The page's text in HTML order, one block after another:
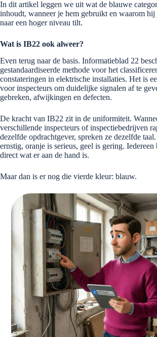
In dit artikel leggen we uit wat de blauwe
inhoudt, wanneer je hem gebruikt en waarom hij
naar een hoger niveau tilt.
Wat is IB22 ook alweer?
Even terug naar de basis. Informatieblad 22
gestandaardiseerde methode voor het
constateringen in elektrische installaties. Het is
voor inspecteurs om duidelijke signalen af te
gebreken, afwijkingen en defecten.
De kracht van IB22 zit in de uniformiteit.
verschillende inspecteurs of inspectiebedrijven
dezelfde opdrachtgever, spreken ze dezelfde
ernstig, oranje is serieus, geel is gering. Iedereen
direct wat er aan de hand is.
Maar dan is er nog die vierde kleur: blauw.